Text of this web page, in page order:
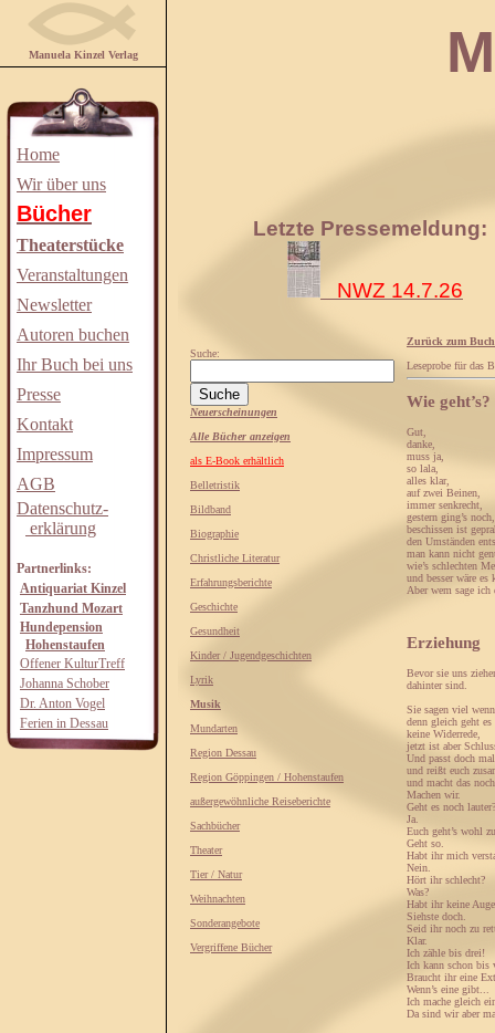
Manuela Kinzel Verlag
Home
Wir über uns
Bücher
Theaterstücke
Veranstaltungen
Newsletter
Autoren buchen
Ihr Buch bei uns
Presse
Kontakt
Impressum
AGB
Datenschutz-
erklärung
Partnerlinks:
Antiquariat Kinzel
Tanzhund Mozart
Hundepension
Hohenstaufen
Offener KulturTreff
Johanna Schober
Dr. Anton Vogel
Ferien in Dessau
Letzte Pressemeldung:
NWZ 14.7.26
Suche:
Neuerscheinungen
Alle Bücher anzeigen
als E-Book erhältlich
Belletristik
Bildband
Biographie
Christliche Literatur
Erfahrungsberichte
Geschichte
Gesundheit
Kinder / Jugendgeschichten
Lyrik
Musik
Mundarten
Region Dessau
Region Göppingen / Hohenstaufen
außergewöhnliche Reiseberichte
Sachbücher
Theater
Tier / Natur
Weihnachten
Sonderangebote
Vergriffene Bücher
Zurück zum Buch
Leseprobe für das
Wie geht’s?
Gut,
danke,
muss ja,
so lala,
alles klar,
auf zwei Beinen,
immer senkrecht,
gestern ging’s noch,
beschissen ist
den Umständen
man kann nicht
wie’s schlechten
und besser wäre es
Aber wem sage ich
Erziehung
Bevor sie uns
dahinter sind.
Sie sagen viel
denn gleich geht
keine Widerrede,
jetzt ist aber
Und passt doch
und reißt euch
und macht das
Machen wir.
Geht es noch lauter?
Ja.
Euch geht’s wohl
Geht so.
Habt ihr mich
Nein.
Hört ihr schlecht?
Was?
Habt ihr keine
Siehste doch.
Seid ihr noch zu
Klar.
Ich zähle bis drei!
Ich kann schon bis
Braucht ihr eine
Wenn’s eine gibt...
Ich mache gleich
Da sind wir aber